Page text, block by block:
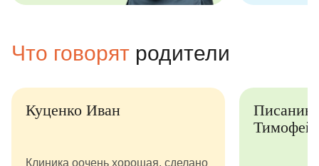
Что говорят родители
Куценко Иван
Клиника оочень хорошая, сделано
Писанин
Тимофей